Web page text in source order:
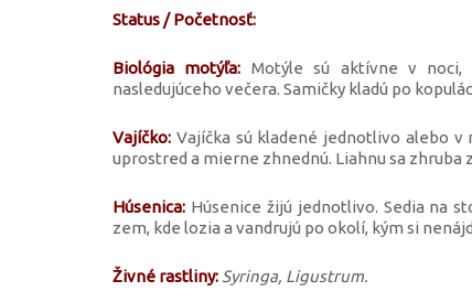
Status / Početnosť:
Biológia motýľa: Motýle sú aktívne v noci,
nasledujúceho večera. Samičky kladú po
Vajíčko: Vajíčka sú kladené jednotlivo alebo v
uprostred a mierne zhnednú. Liahnu sa zhruba
Húsenica: Húsenice žijú jednotlivo. Sedia na
zem, kde lozia a vandrujú po okolí, kým si
Živné rastliny: Syringa, Ligustrum.